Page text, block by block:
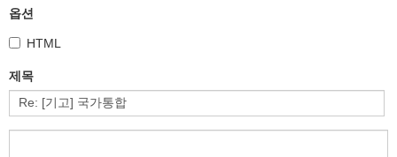
옵션
HTML
제목